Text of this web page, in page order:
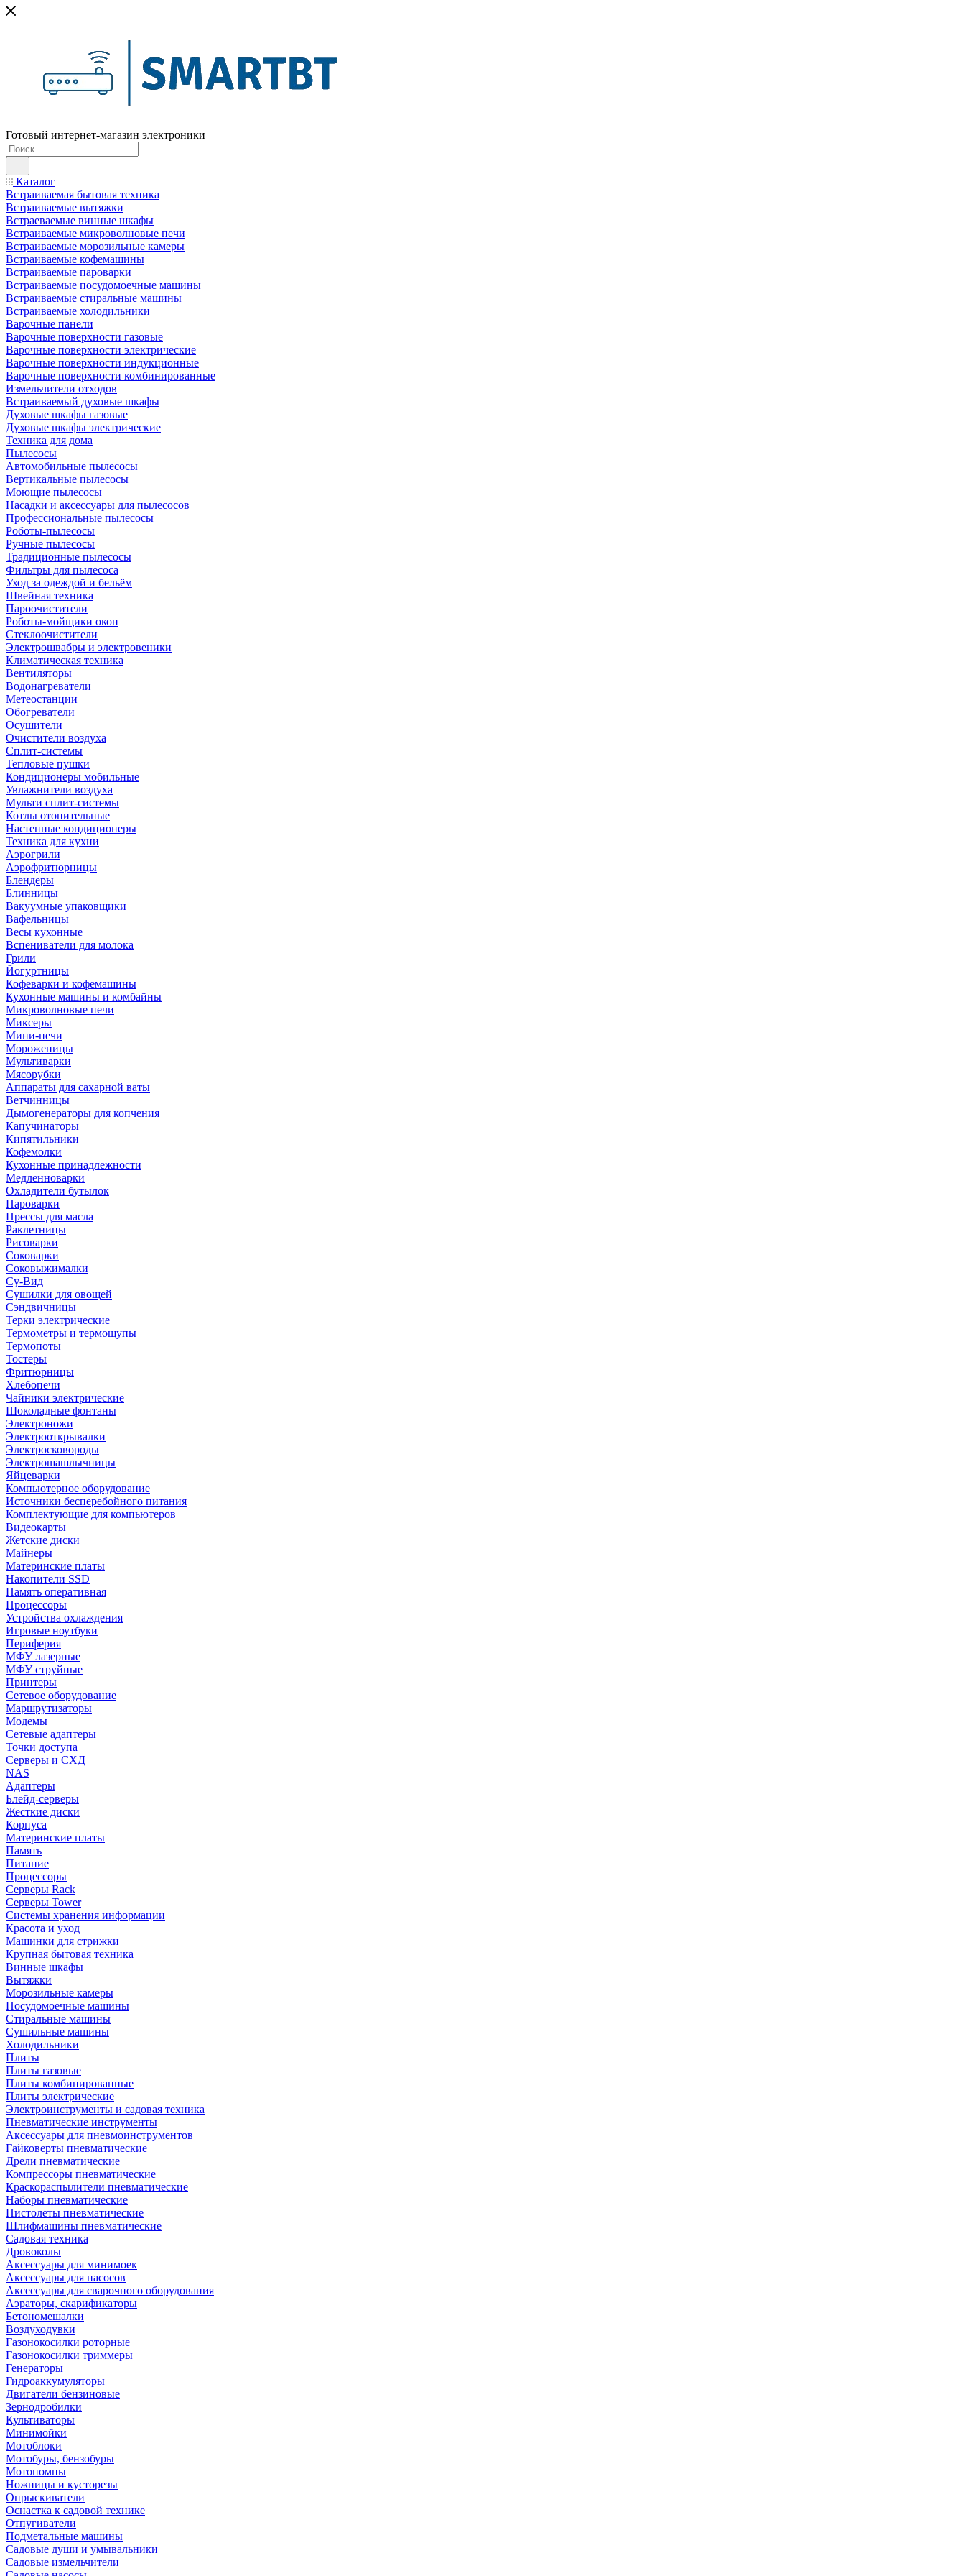
Готовый интернет-магазин электроники
Каталог
Встраиваемая бытовая техника
Встраиваемые вытяжки
Встраеваемые винные шкафы
Встраиваемые микроволновые печи
Встраиваемые морозильные камеры
Встраиваемые кофемашины
Встраиваемые пароварки
Встраиваемые посудомоечные машины
Встраиваемые стиральные машины
Встраиваемые холодильники
Варочные панели
Варочные поверхности газовые
Варочные поверхности электрические
Варочные поверхности индукционные
Варочные поверхности комбинированные
Измельчители отходов
Встраиваемый духовые шкафы
Духовые шкафы газовые
Духовые шкафы электрические
Техника для дома
Пылесосы
Автомобильные пылесосы
Вертикальные пылесосы
Моющие пылесосы
Насадки и аксессуары для пылесосов
Профессиональные пылесосы
Роботы-пылесосы
Ручные пылесосы
Традиционные пылесосы
Фильтры для пылесоса
Уход за одеждой и бельём
Швейная техника
Пароочистители
Роботы-мойщики окон
Стеклоочистители
Электрошвабры и электровеники
Климатическая техника
Вентиляторы
Водонагреватели
Метеостанции
Обогреватели
Осушители
Очистители воздуха
Сплит-системы
Тепловые пушки
Кондиционеры мобильные
Увлажнители воздуха
Мульти сплит-системы
Котлы отопительные
Настенные кондиционеры
Техника для кухни
Аэрогрили
Аэрофритюрницы
Блендеры
Блинницы
Вакуумные упаковщики
Вафельницы
Весы кухонные
Вспениватели для молока
Грили
Йогуртницы
Кофеварки и кофемашины
Кухонные машины и комбайны
Микроволновые печи
Миксеры
Мини-печи
Мороженицы
Мультиварки
Мясорубки
Аппараты для сахарной ваты
Ветчинницы
Дымогенераторы для копчения
Капучинаторы
Кипятильники
Кофемолки
Кухонные принадлежности
Медленноварки
Охладители бутылок
Пароварки
Прессы для масла
Раклетницы
Рисоварки
Соковарки
Соковыжималки
Су-Вид
Сушилки для овощей
Сэндвичницы
Терки электрические
Термометры и термощупы
Термопоты
Тостеры
Фритюрницы
Хлебопечи
Чайники электрические
Шоколадные фонтаны
Электроножи
Электрооткрывалки
Электросковороды
Электрошашлычницы
Яйцеварки
Компьютерное оборудование
Источники бесперебойного питания
Комплектующие для компьютеров
Видеокарты
Жетские диски
Майнеры
Материнские платы
Накопители SSD
Память оперативная
Процессоры
Устройства охлаждения
Игровые ноутбуки
Периферия
МФУ лазерные
МФУ струйные
Принтеры
Сетевое оборудование
Маршрутизаторы
Модемы
Сетевые адаптеры
Точки доступа
Серверы и СХД
NAS
Адаптеры
Блейд-серверы
Жесткие диски
Корпуса
Материнские платы
Память
Питание
Процессоры
Серверы Rack
Серверы Tower
Системы хранения информации
Красота и уход
Машинки для стрижки
Крупная бытовая техника
Винные шкафы
Вытяжки
Морозильные камеры
Посудомоечные машины
Стиральные машины
Сушильные машины
Холодильники
Плиты
Плиты газовые
Плиты комбинированные
Плиты электрические
Электроинструменты и садовая техника
Пневматические инструменты
Аксессуары для пневмоинструментов
Гайковерты пневматические
Дрели пневматические
Компрессоры пневматические
Краскораспылители пневматические
Наборы пневматические
Пистолеты пневматические
Шлифмашины пневматические
Садовая техника
Дровоколы
Аксессуары для минимоек
Аксессуары для насосов
Аксессуары для сварочного оборудования
Аэраторы, скарификаторы
Бетономешалки
Воздуходувки
Газонокосилки роторные
Газонокосилки триммеры
Генераторы
Гидроаккумуляторы
Двигатели бензиновые
Зернодробилки
Культиваторы
Минимойки
Мотоблоки
Мотобуры, бензобуры
Мотопомпы
Ножницы и кусторезы
Опрыскиватели
Оснастка к садовой технике
Отпугиватели
Подметальные машины
Садовые души и умывальники
Садовые измельчители